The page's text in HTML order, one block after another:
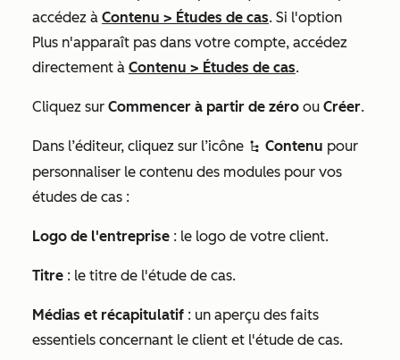
accédez à Contenu > Études de cas. Si l'option
Plus n'apparaît pas dans votre compte, accédez
directement à Contenu > Études de cas.
Cliquez sur Commencer à partir de zéro ou Créer.
Dans l’éditeur, cliquez sur l’icône siteTreeIcon Contenu pour
personnaliser le contenu des modules pour vos
études de cas :
Logo de l'entreprise : le logo de votre client.
Titre : le titre de l'étude de cas.
Médias et récapitulatif : un aperçu des faits
essentiels concernant le client et l'étude de cas.